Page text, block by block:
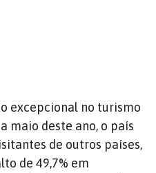
excepcional no turismo
maio deste ano, o país
de outros países,
de 49,7% em